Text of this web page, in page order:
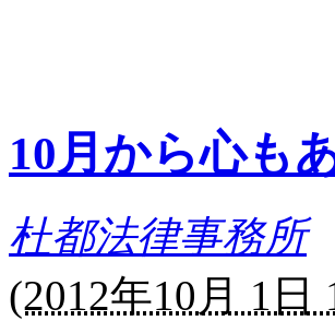
10月から心も
杜都法律事務所
(2012年10月 1日